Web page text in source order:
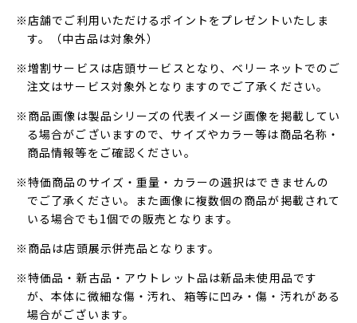
※店舗でご利用いただけるポイントをプレゼントいたしま
す。（中古品は対象外）
※増割サービスは店頭サービスとなり、ベリーネットでのご
注文はサービス対象外となりますのでご了承ください。
※商品画像は製品シリーズの代表イメージ画像を掲載してい
る場合がございますので、サイズやカラー等は商品名称・
商品情報等をご確認ください。
※特価商品のサイズ・重量・カラーの選択はできませんの
でご了承ください。また画像に複数個の商品が掲載されて
いる場合でも1個での販売となります。
※商品は店頭展示併売品となります。
※特価品・新古品・アウトレット品は新品未使用品です
が、本体に微細な傷・汚れ、箱等に凹み・傷・汚れがある
場合がございます。